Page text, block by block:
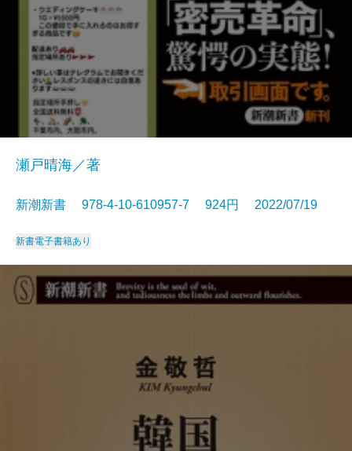
瀬戸晴海／著
新潮新書 978-4-10-610957-7 924円 2022/07/19
新書電子書籍あり